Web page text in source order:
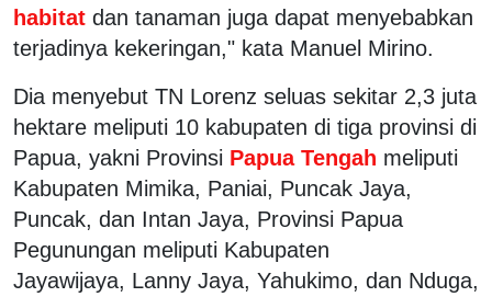
habitat dan tanaman juga dapat menyebabkan
terjadinya kekeringan," kata Manuel Mirino.
Dia menyebut TN Lorenz seluas sekitar 2,3 juta
hektare meliputi 10 kabupaten di tiga provinsi di
Papua, yakni Provinsi Papua Tengah meliputi
Kabupaten Mimika, Paniai, Puncak Jaya,
Puncak, dan Intan Jaya, Provinsi Papua
Pegunungan meliputi Kabupaten
Jayawijaya, Lanny Jaya, Yahukimo, dan Nduga,